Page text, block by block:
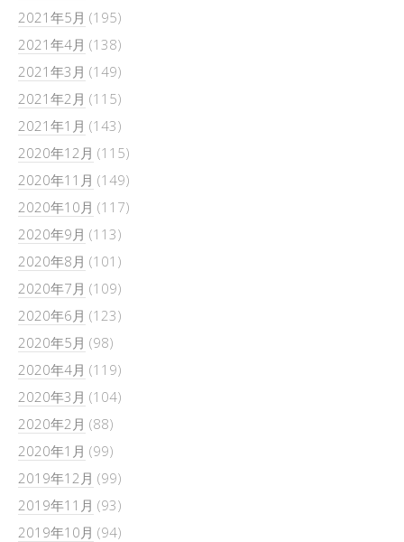
2021年5月 (195)
2021年4月 (138)
2021年3月 (149)
2021年2月 (115)
2021年1月 (143)
2020年12月 (115)
2020年11月 (149)
2020年10月 (117)
2020年9月 (113)
2020年8月 (101)
2020年7月 (109)
2020年6月 (123)
2020年5月 (98)
2020年4月 (119)
2020年3月 (104)
2020年2月 (88)
2020年1月 (99)
2019年12月 (99)
2019年11月 (93)
2019年10月 (94)